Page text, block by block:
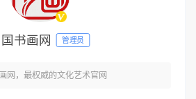
书画网 管理员
网，最权威的文化艺术官网